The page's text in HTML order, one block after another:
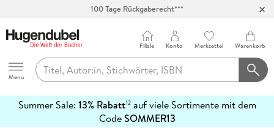
100 Tage Rückgaberecht***
Hugendubel
Menu
Filiale Konto Merkzettel Warenkorb
Summer Sale: 13% Rabatt12auf viele Sortimente mit dem
CodeSOMMER13
erfahren